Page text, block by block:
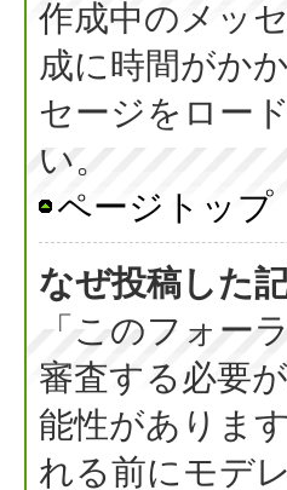
作成中のメッ
成に時間がか
セージをロー
い。
ページトップ
なぜ投稿した
「このフォー
審査する必要
能性がありま
れる前にモデ